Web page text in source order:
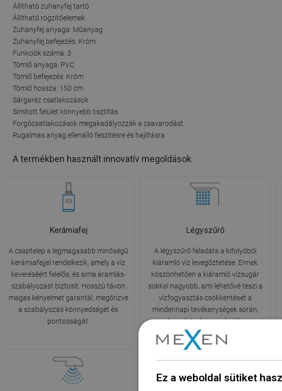
Állítható zuhanyfej tartó
Állítható rögzítőelemek
Zuhanyfej anyaga: Műanyag
Zuhanyfej befejezés: Króm
Funkciók száma: 3
Tömlő anyaga: PVC
Tömlő befejezés: Króm
Tömlő hossza: 150 cm
Sárgaréz csatlakozások
Simított felület könnyebb tisztítás
Forgócsatlakozások megakadályozzák a csavarodást
Rugalmas anyag ellenálló feszítésre és hajlításra
A termékben használt innovatív megoldások
Kerámiafej
A csaptelep a legmagasabb minőségű
kerámiafejjel rendelkezik, amely a víz
keveréséért felelős, és sima áramlás-
szabályozást biztosít. Hosszú távon
magas kényelmet garantál, megőrizve
a szabályozás könnyedségét és
pontosságát.
Légyszűrő
A légyszűrő feladata a kifolyóból
kiáramló víz levegőztetése. Ennek
köszönhetően a kiáramló vízsugár
sokkal nagyobb, ami lehetővé teszi a
vízfogyasztás csökkentését a
mindennapi tevékenységek során,
hozzájárulva a számlák
csökkentéséhez.
Ez a weboldal sütiket